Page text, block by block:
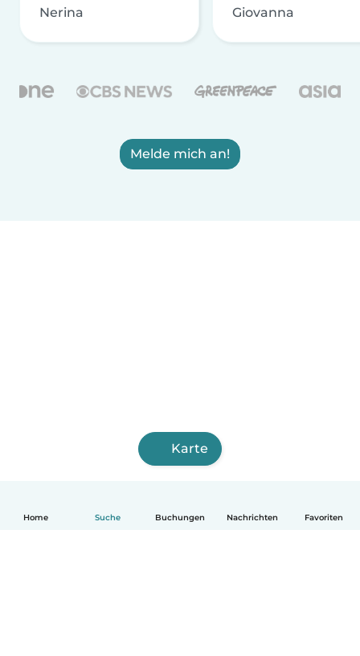
Home Suche Buchungen Nachrichten Favoriten
Nerina Giovanna
Melde mich an!
Karte